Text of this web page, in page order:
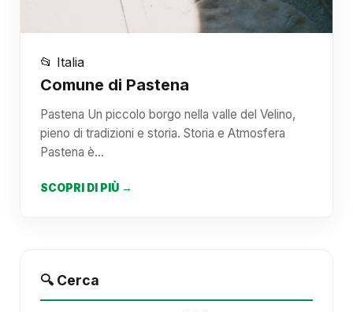
📂 Italia
Comune di Pastena
Pastena Un piccolo borgo nella valle del Velino,
pieno di tradizioni e storia. Storia e Atmosfera
Pastena è…
SCOPRI DI PIÙ →
🔍 Cerca